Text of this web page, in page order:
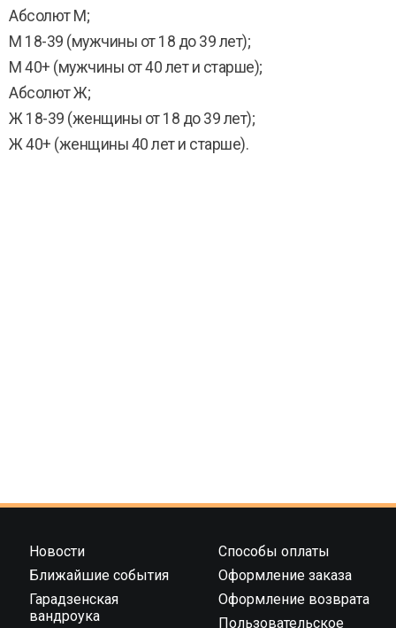
Абсолют М;
M 18-39 (мужчины от 18 до 39 лет);
М 40+ (мужчины от 40 лет и старше);
Абсолют Ж;
Ж 18-39 (женщины от 18 до 39 лет);
Ж 40+ (женщины 40 лет и старше).
Новости
Ближайшие события
Гарадзенская
вандроука
Способы оплаты
Оформление заказа
Оформление возврата
Пользовательское